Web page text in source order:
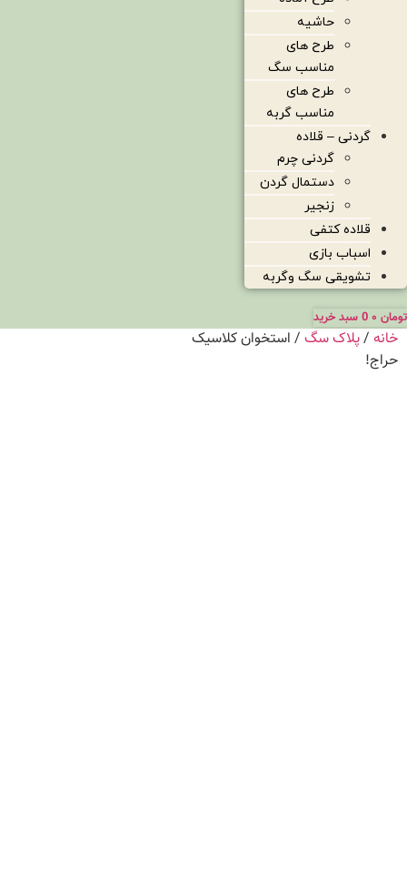
حاشیه
طرح های
مناسب سگ
طرح های
مناسب گربه
گردنی – قلاده
گردنی چرم
دستمال گردن
زنجیر
قلاده کتفی
اسباب بازی
تشویقی سگ وگربه
تومان 0 سبد خرید
خانه /پلاک سگ / استخوان کلاسیک
حراج!